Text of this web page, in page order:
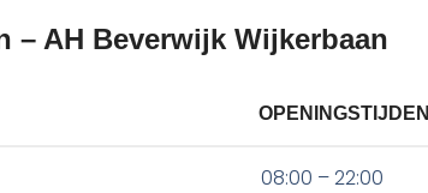
– AH Beverwijk Wijkerbaan
OPENINGSTIJDEN
08:00 – 22:00